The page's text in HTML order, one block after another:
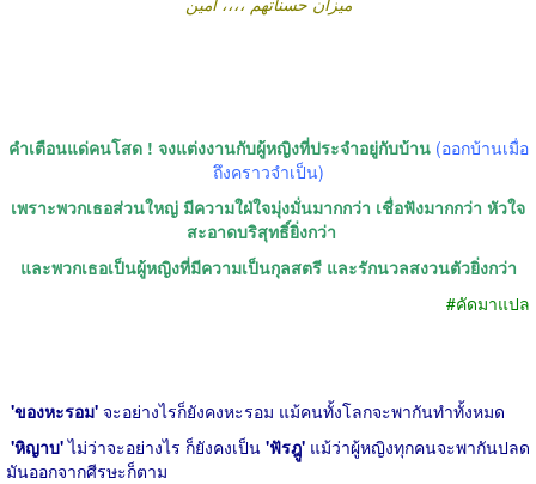
คำเตือนแด่คนโสด ! จงแต่งงานกับผู้หญิงที่ประจำอยู่กับบ้าน(ออกบ้านเมื่อ
ถึงคราวจำเป็น)
เพราะพวกเธอส่วนใหญ่ มีความใฝ่ใจมุ่งมั่นมากกว่า เชื่อฟังมากกว่า หัวใจ
สะอาดบริสุทธิ์ยิ่งกว่า
และพวกเธอเป็นผู้หญิงที่มีความเป็นกุลสตรี และรักนวลสงวนตัวยิ่งกว่า
#คัดมาแปล
'ของหะรอม' จะอย่างไรก็ยังคงหะรอม แม้คนทั้งโลกจะพากันทำทั้งหมด
'หิญาบ'ไม่ว่าจะอย่างไร ก็ยังคงเป็น 'ฟัรฎู' แม้ว่าผู้หญิงทุกคนจะพากันปลด
มันออกจากศีรษะก็ตาม